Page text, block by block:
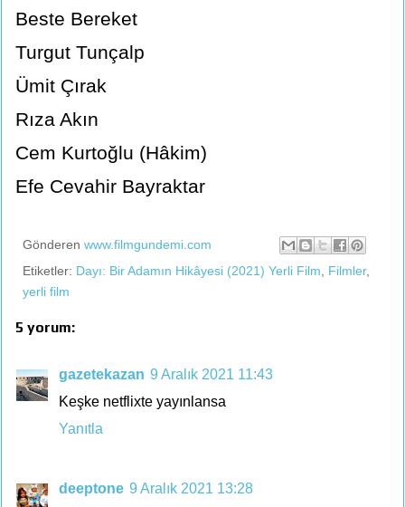
Beste Bereket
Turgut Tunçalp
Ümit Çırak
Rıza Akın
Cem Kurtoğlu (Hâkim)
Efe Cevahir Bayraktar
Gönderen www.filmgundemi.com
Etiketler: Dayı: Bir Adamın Hikâyesi (2021) Yerli Film, Filmler,
yerli film
5 yorum:
gazetekazan 9 Aralık 2021 11:43
Keşke netflixte yayınlansa
Yanıtla
deeptone 9 Aralık 2021 13:28